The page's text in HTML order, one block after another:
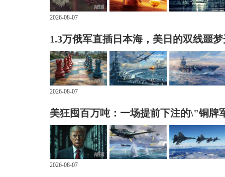
2026-08-07
1.3万俄军直插日本海，美日的双线噩
2026-08-07
美狂囤百万吨：一场提前下注的\"铜牌
2026-08-07